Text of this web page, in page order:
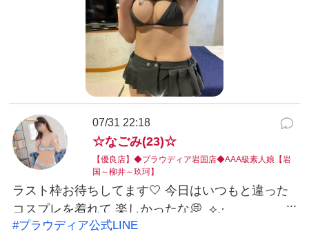
な！ ⟡.· ⎯⎯⎯⎯⎯⎯⎯⎯⎯⎯⎯⎯ ⟡.·
LINEID:nagomi@yamaguchi-proudia X ID :
@nagomi_proudia #プラウディア公式LINE：
@038ukvzr LINE予約可能。お得なクーポン発行
中。※こちらから発信する事はありません。
07/31 22:18
☆なごみ(23)☆
【優良店】◆プラウディア岩国店◆AAA級素人娘【岩
国～柳井～玖珂】
ラスト枠お待ちしてます🤍 今日はいつもと違った
コスプレを着れて 楽しかったな💭 ⟡.·
⎯⎯⎯⎯⎯⎯⎯⎯⎯⎯⎯⎯ ⟡.·
#プラウディア公式LINE